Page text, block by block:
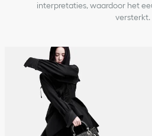
interpretaties, waardoor het
versterkt.